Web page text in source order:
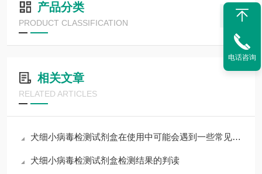
产品分类
PRODUCT CLASSIFICATION
相关文章
RELATED ARTICLES
犬细小病毒检测试剂盒在使用中可能会遇到一些常见问题
犬细小病毒检测试剂盒检测结果的判读
电话咨询